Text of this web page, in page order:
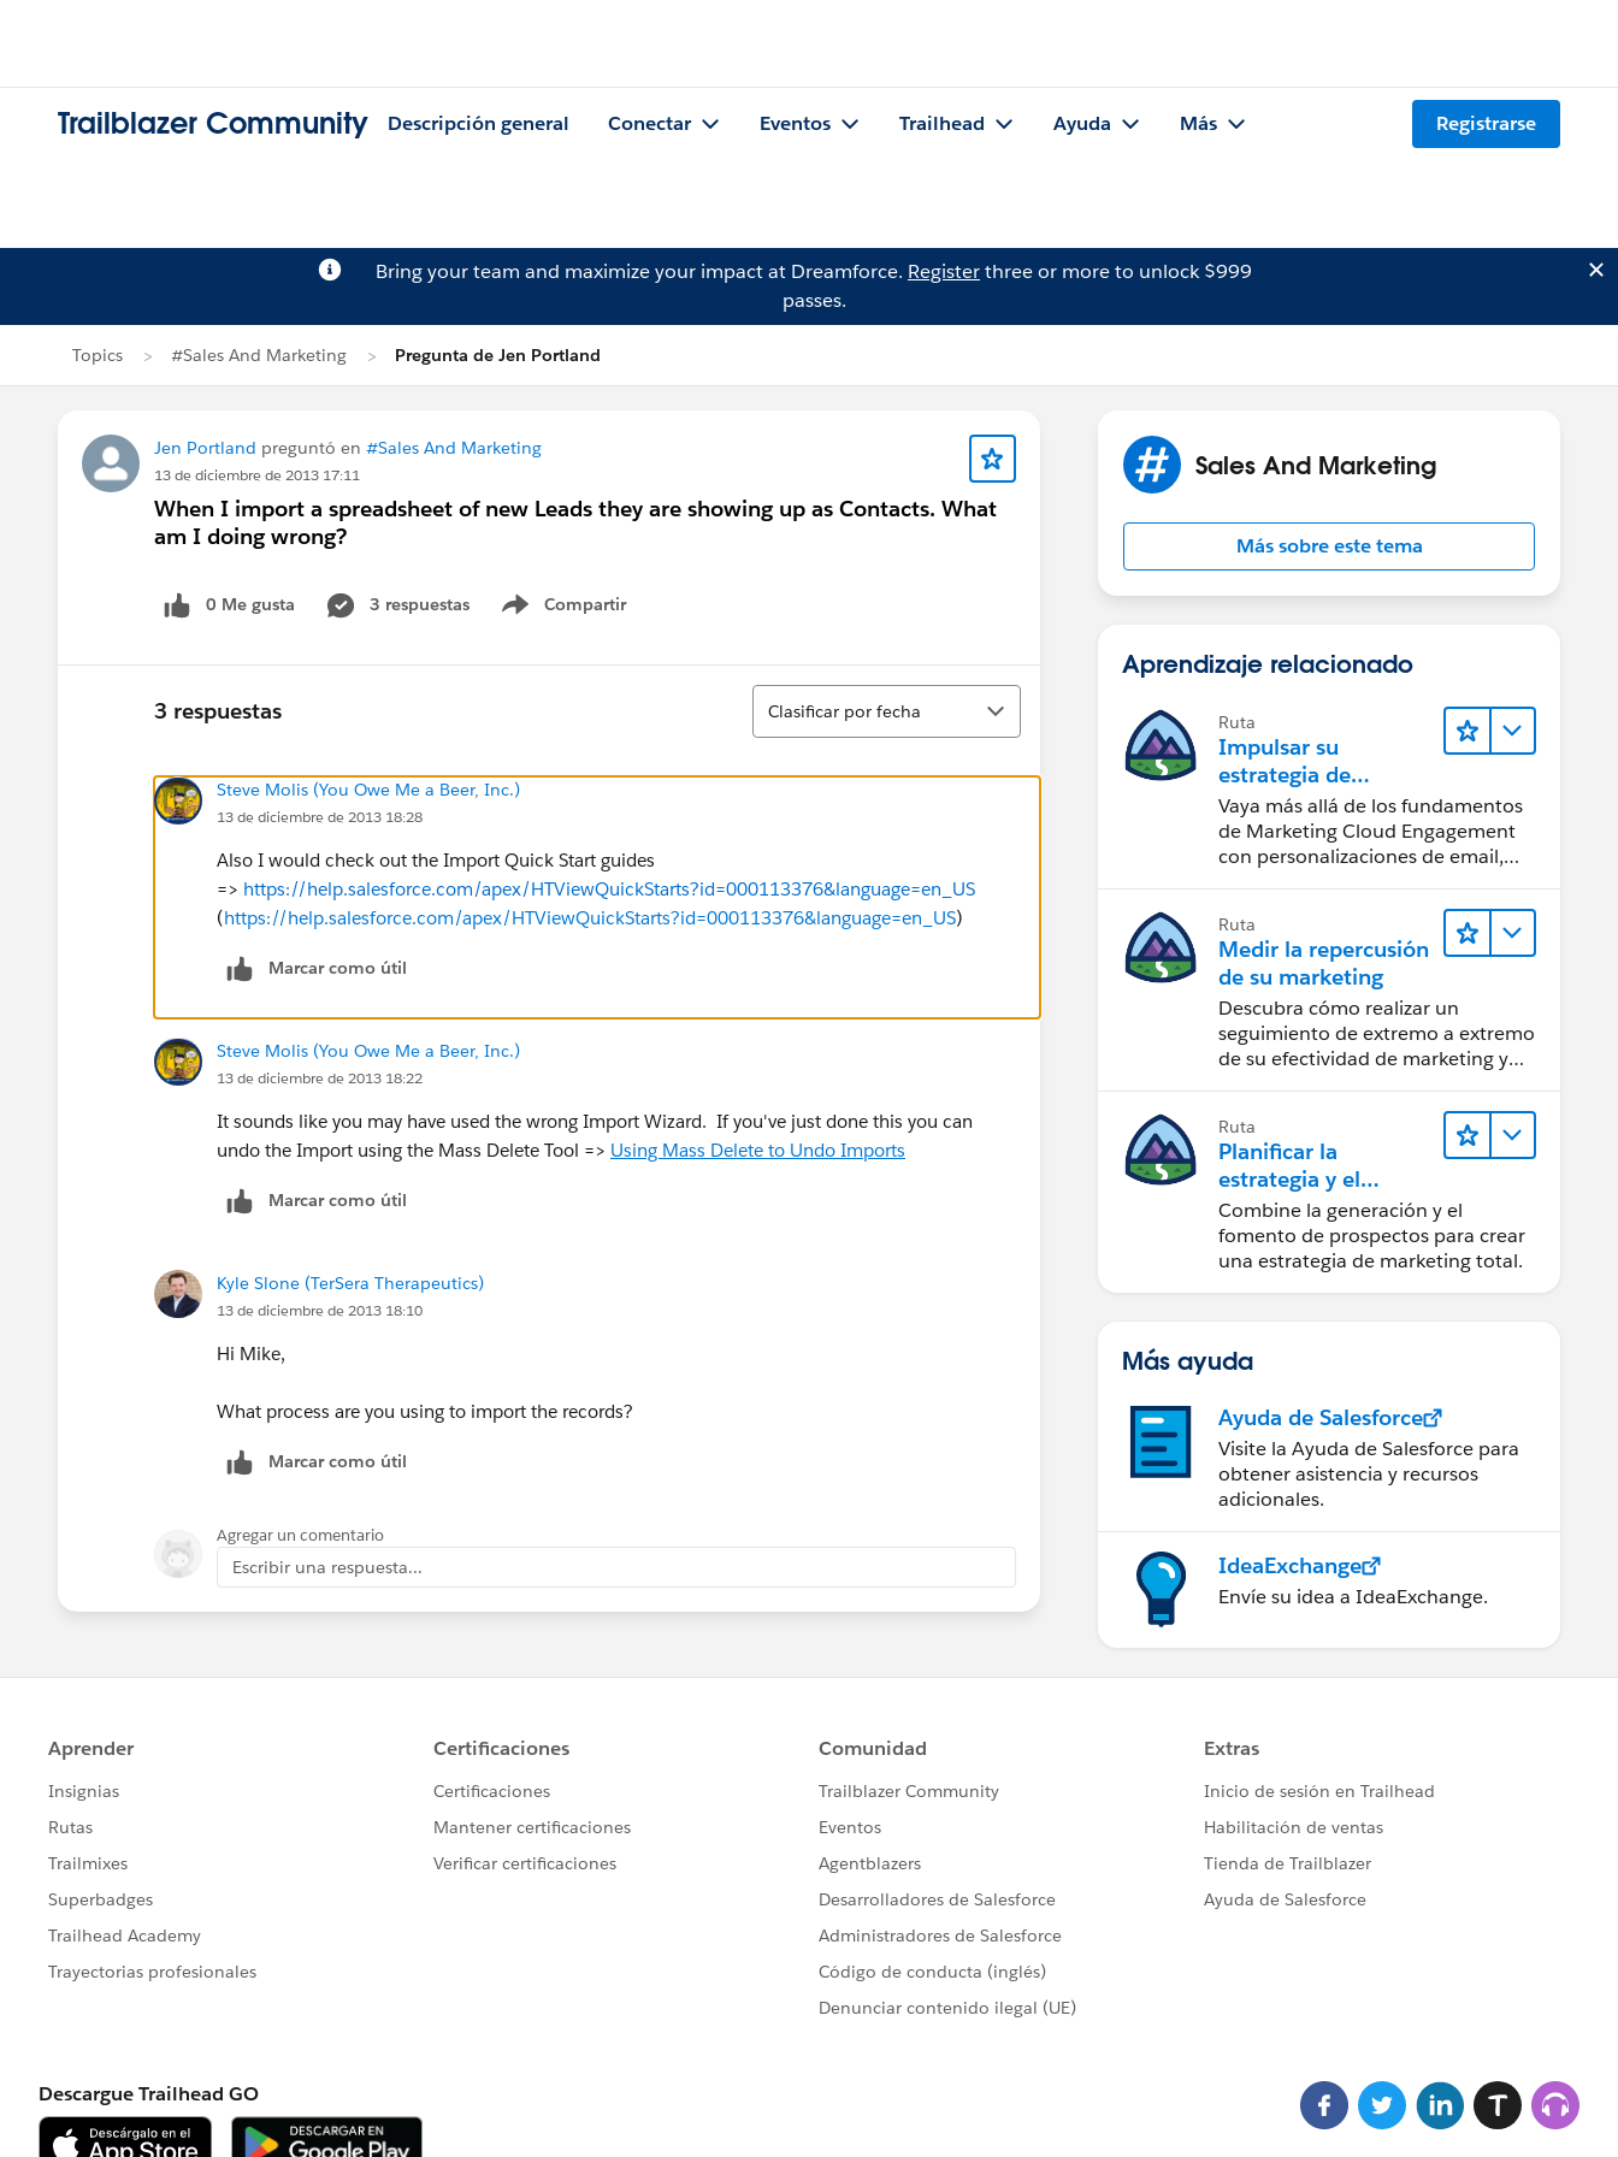
Trailblazer Community Descripción general Conectar Eventos Trailhead Ayuda Más Registrarse
Bring your team and maximize your impact at Dreamforce. Registerthree or more to unlock $999
passes.
Topics #Sales And Marketing Pregunta de Jen Portland
Jen Portland preguntó en #Sales And Marketing
13 de diciembre de 2013 17:11
When I import a spreadsheet of new Leads they are showing up as Contacts. What
am I doing wrong?
0 Me gusta 3 respuestas Compartir
Show menu
3 respuestas
Ordenar
Clasificar por fecha
Steve Molis (You Owe Me a Beer, Inc.)
13 de diciembre de 2013 18:28
Also I would check out the Import Quick Start guides
=> https://help.salesforce.com/apex/HTViewQuickStarts?id=000113376&language=en_US
(https://help.salesforce.com/apex/HTViewQuickStarts?id=000113376&language=en_US)
Marcar como útil
Steve Molis (You Owe Me a Beer, Inc.)
13 de diciembre de 2013 18:22
It sounds like you may have used the wrong Import Wizard. If you've just done this you can
undo the Import using the Mass Delete Tool => Using Mass Delete to Undo Imports
Marcar como útil
Kyle Slone (TerSera Therapeutics)
13 de diciembre de 2013 18:10
Hi Mike,
What process are you using to import the records?
Marcar como útil
Agregar un comentario
Escribir una respuesta...
Sales And Marketing
Más sobre este tema
Aprendizaje relacionado
Ruta
Impulsar su
estrategia de
marketing
Vaya más allá de los fundamentos
de Marketing Cloud Engagement
con personalizaciones de email,
Ruta
Medir la repercusión
de su marketing
Descubra cómo realizar un
seguimiento de extremo a extremo
de su efectividad de marketing y
Ruta
Planificar la
estrategia y el
contenido de
marketing con
Marketing Cloud
Account
Combine la generación y el
fomento de prospectos para crear
una estrategia de marketing total.
Más ayuda
Ayuda de Salesforce
Visite la Ayuda de Salesforce para
obtener asistencia y recursos
adicionales.
IdeaExchange
Envíe su idea a IdeaExchange.